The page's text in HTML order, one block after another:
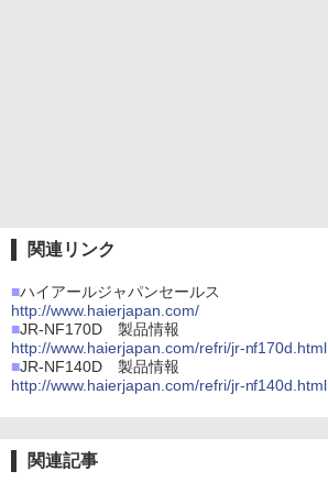
関連リンク
■ハイアールジャパンセールス
http://www.haierjapan.com/
■JR-NF170D 製品情報
http://www.haierjapan.com/refri/jr-nf170d.html
■JR-NF140D 製品情報
http://www.haierjapan.com/refri/jr-nf140d.html
関連記事